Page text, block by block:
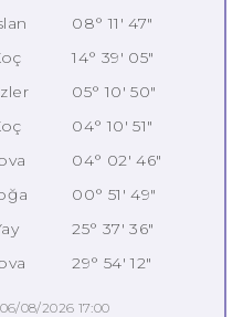
08° 11' 47"
14° 39' 05"
05° 10' 50"
04° 10' 51"
04° 02' 46"
00° 51' 49"
25° 37' 36"
29° 54' 12"
08/2026 17:00